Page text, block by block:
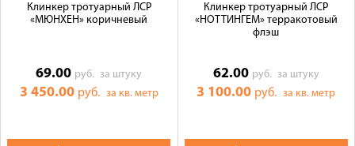
Клинкер тротуарный ЛСР
«МЮНХЕН» коричневый
69.00 руб.за штуку
3 450.00 руб. за кв. метр
Клинкер тротуарный ЛСР
«НОТТИНГЕМ» терракотовый
флэш
62.00 руб. за штуку
3 100.00 руб.за кв. метр